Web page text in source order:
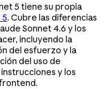
5 tiene su propia
. Cubre las diferencias
Sonnet 4.6 y los
incluyendo la
del esfuerzo y la
del uso de
y los